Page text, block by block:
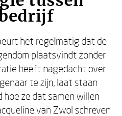
het regelmatig dat de
plaatsvindt zonder
heeft nagedacht over
te zijn, laat staan
hoe ze dat samen willen
van Zwol schreven